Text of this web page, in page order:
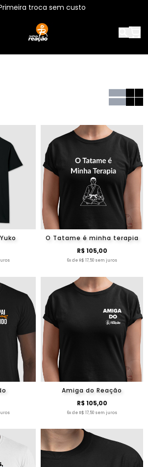
troca sem custo
O Tatame é minha terapia
R$ 105,00
6x de R$ 17,50 sem juros
Amiga do Reação
R$ 105,00
6x de R$ 17,50 sem juros